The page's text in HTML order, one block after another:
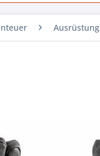
Ausrüstung